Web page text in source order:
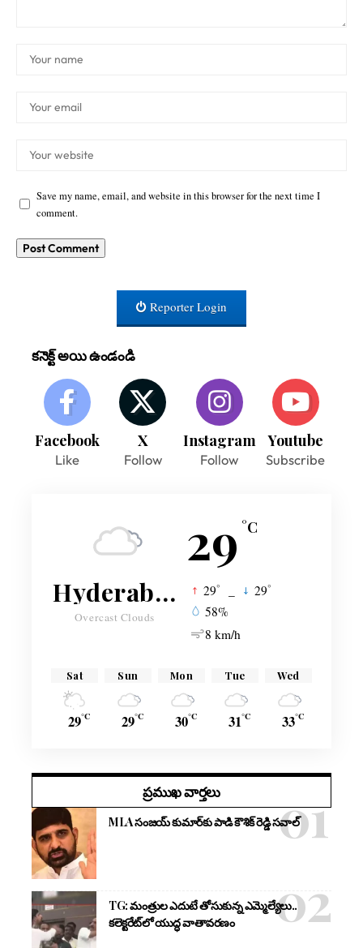
Save my name, email, and website in this browser for the next time I
comment.
Reporter Login
కనెక్ట్ అయి ఉండండి
Facebook
Like
X
Follow
Instagram
Follow
Youtube
Subscribe
29 °C
Hyderabad
Overcast Clouds
29° 29°
58%
8 km/h
Sat
29°C
Sun
29°C
Mon
30°C
Tue
31°C
Wed
33°C
ప్రముఖ వార్తలు
MLA సంజయ్ కుమార్‌కు పాడి కౌశిక్ రెడ్డి సవాల్
TG: మంత్రుల ఎదుటే తోసుకున్న ఎమ్మెల్యేలు..
కలెక్టరేట్‌లో యుద్ధ వాతావరణం